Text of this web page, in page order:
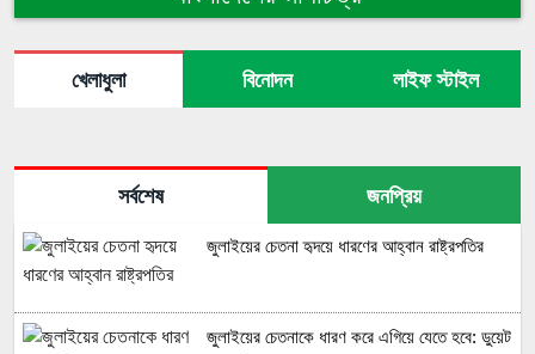
খেলাধুলা বিনোদন লাইফ স্টাইল
সর্বশেষ জনপ্রিয়
জুলাইয়ের চেতনা হৃদয়ে ধারণের আহ্বান রাষ্ট্রপতির
জুলাইয়ের চেতনাকে ধারণ করে এগিয়ে যেতে হবে: ডুয়েট